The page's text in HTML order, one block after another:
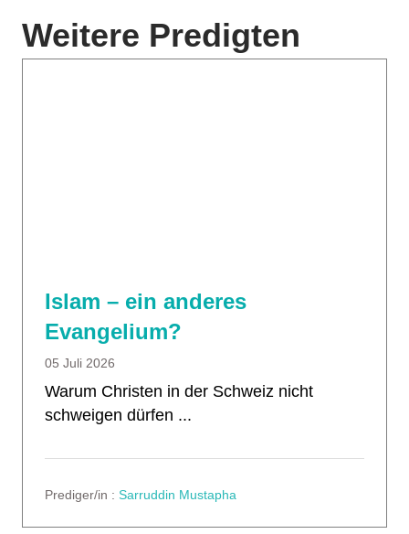
Weitere Predigten
Islam – ein anderes
Evangelium?
05 Juli 2026
Warum Christen in der Schweiz nicht
schweigen dürfen ...
Prediger/in : Sarruddin Mustapha